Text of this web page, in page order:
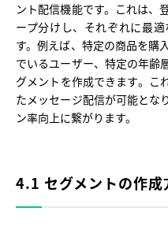
ント配信機能です。これは、
ープ分けし、それぞれに最
す。例えば、特定の商品を購
でいるユーザー、特定の年齢
グメントを作成できます。こ
たメッセージ配信が可能とな
ン率向上に繋がります。
4.1 セグメントの作成